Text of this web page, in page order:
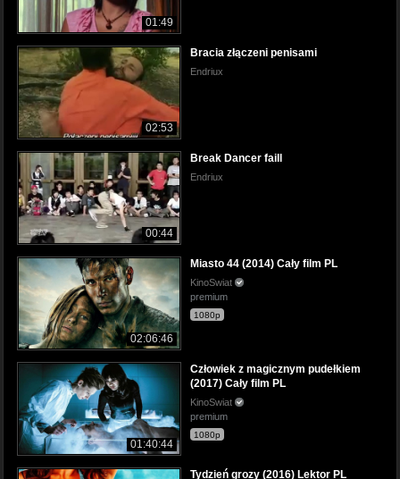
01:49
02:53
Bracia złączeni penisami
Endriux
00:44
Break Dancer faill
Endriux
02:06:46
Miasto 44 (2014) Cały film PL
KinoSwiat
premium
1080p
01:40:44
Człowiek z magicznym pudełkiem
(2017) Cały film PL
KinoSwiat
premium
1080p
Tydzień grozy (2016) Lektor PL